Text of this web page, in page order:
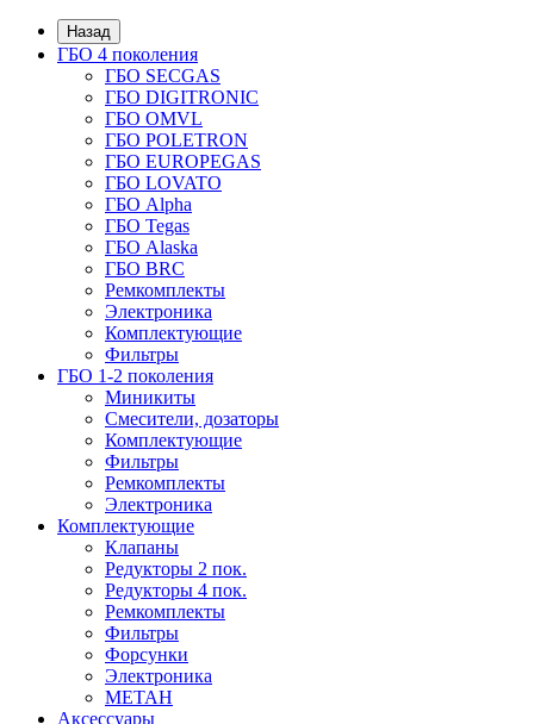
Назад
ГБО 4 поколения
ГБО SECGAS
ГБО DIGITRONIC
ГБО OMVL
ГБО POLETRON
ГБО EUROPEGAS
ГБО LOVATO
ГБО Alpha
ГБО Tegas
ГБО Alaska
ГБО BRC
Ремкомплекты
Электроника
Комплектующие
Фильтры
ГБО 1-2 поколения
Миникиты
Смесители, дозаторы
Комплектующие
Фильтры
Ремкомплекты
Электроника
Комплектующие
Клапаны
Редукторы 2 пок.
Редукторы 4 пок.
Ремкомплекты
Фильтры
Форсунки
Электроника
МЕТАН
Аксессуары